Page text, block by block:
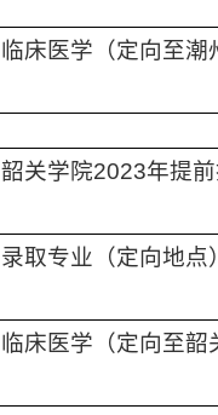
临床医学（定向至潮
韶关学院2023年提
录取专业（定向地点）
临床医学（定向至韶